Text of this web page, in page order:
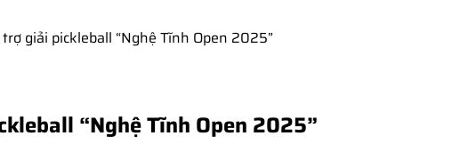
giải pickleball “Nghệ Tĩnh Open 2025”
“Nghệ Tĩnh Open 2025”